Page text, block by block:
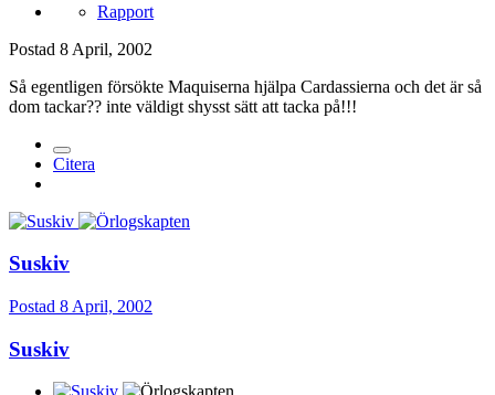
Rapport
Postad 8 April, 2002
Så egentligen försökte Maquiserna hjälpa Cardassierna och det är så
dom tackar?? inte väldigt shysst sätt att tacka på!!!
Citera
Suskiv
Postad 8 April, 2002
Suskiv